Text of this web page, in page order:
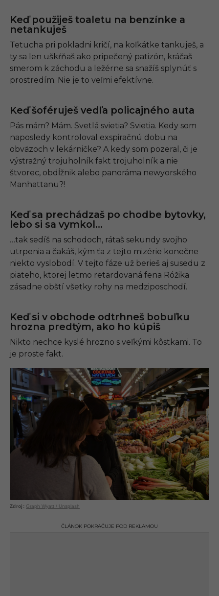
Keď použiješ toaletu na benzínke a
netankuješ
Tetucha pri pokladni kričí, na koľkátke tankuješ, a
ty sa len uškŕňaš ako pripečený patizón, kráčaš
smerom k záchodu a ležérne sa snažíš splynúť s
prostredím. Nie je to veľmi efektívne.
Keď šoféruješ vedľa policajného auta
Pás mám? Mám. Svetlá svietia? Svietia. Kedy som
naposledy kontroloval exspiračnú dobu na
obväzoch v lekárničke? A kedy som pozeral, či je
výstražný trojuholník fakt trojuholník a nie
štvorec, obdĺžnik alebo panoráma newyorského
Manhattanu?!
Keď sa prechádzaš po chodbe bytovky,
lebo si sa vymkol…
…tak sedíš na schodoch, rátaš sekundy svojho
utrpenia a čakáš, kým ťa z tejto mizérie konečne
niekto vyslobodí. V tejto fáze už berieš aj susedu z
piateho, ktorej letmo retardovaná fena Róžika
zásadne obští všetky rohy na medziposchodí.
Keď si v obchode odtrhneš bobuľku
hrozna predtým, ako ho kúpiš
Nikto nechce kyslé hrozno s veľkými kôstkami. To
je proste fakt.
Graph Wyatt / Unsplash
ČLÁNOK POKRAČUJE POD REKLAMOU